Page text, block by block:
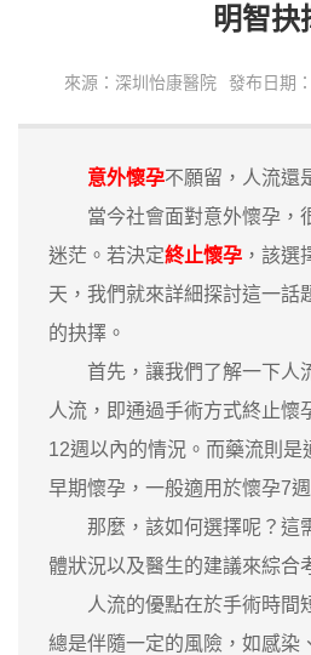
明智抉
來源：深圳怡康醫院 發布日期
意外懷孕不願留，人流還
當今社會面對意外懷孕，
迷茫。若決定終止懷孕 ，該選
天，我們就來詳細探討這一話
的抉擇。
首先，讓我們了解一下人
人流，即通過手術方式終止懷
12週以內的情況。而藥流則是
早期懷孕，一般適用於懷孕7週
那麼，該如何選擇呢？這
體狀況以及醫生的建議來綜合
人流的優點在於手術時間
總是伴隨一定的風險，如感染